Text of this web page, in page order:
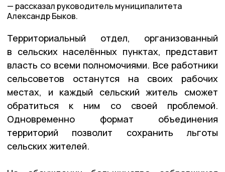
рассказал руководитель муниципалитета
Александр Быков.
Территориальный отдел, организованный
в сельских населённых пунктах, представит
власть со всеми полномочиями. Все работники
сельсоветов останутся на своих рабочих
местах, и каждый сельский житель сможет
обратиться к ним со своей проблемой.
Одновременно формат объединения
территорий позволит сохранить льготы
сельских жителей.